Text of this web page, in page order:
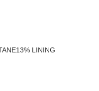
LINING